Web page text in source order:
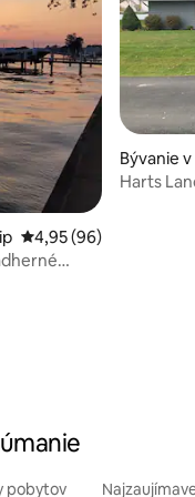
Priemerné
4,95 (96)
Bývanie
nd
Harts
pobytov